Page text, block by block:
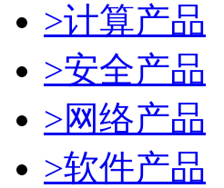
>计算产品
>安全产品
>网络产品
>软件产品